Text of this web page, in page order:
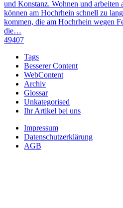
und Konstanz. Wohnen und arbeiten
können am Hochrhein schnell zu
kommen, die am Hochrhein wegen
die…
49407
Tags
Besserer Content
WebContent
Archiv
Glossar
Unkategorised
Ihr Artikel bei uns
Impressum
Datenschutzerklärung
AGB